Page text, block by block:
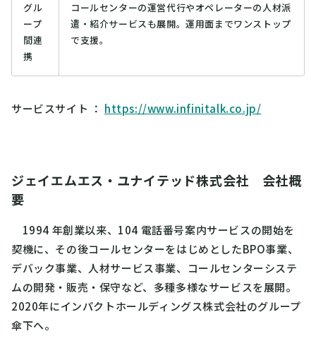
グル
ープ
間連
携
コールセンターの運営代行やオペレーターの人材派
遣・紹介サービスも展開。運用面までワンストップ
で支援。
サービスサイト ： https://www.infinitalk.co.jp/
ジェイエムエス・ユナイテッド株式会社 会社概
要
1994 年創業以来、104 電話番号案内サービスの開始を
契機に、その後コールセンターをはじめとしたBPO事業、
デバック事業、人材サービス事業、コールセンターシステ
ムの開発・販売・保守など、多種多様なサービスを展開。
2020年にインパクトホールディングス株式会社のグループ
傘下へ。